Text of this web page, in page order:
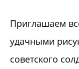
Приглашаем
удачными
советского